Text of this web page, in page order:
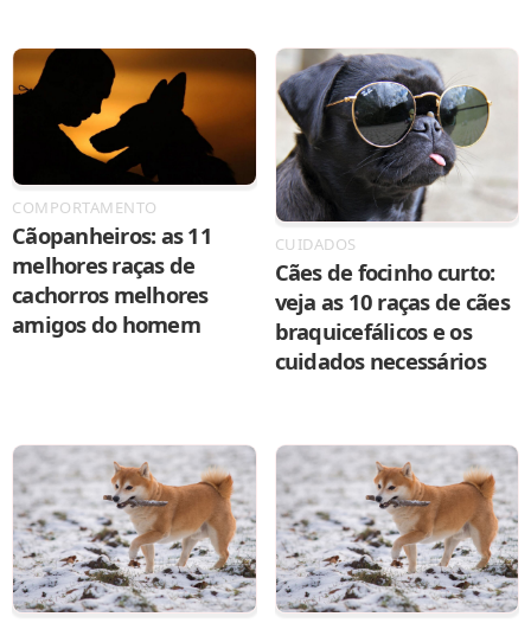
COMPORTAMENTO
Cãopanheiros: as 11
melhores raças de
cachorros melhores
amigos do homem
CUIDADOS
Cães de focinho curto:
veja as 10 raças de cães
braquicefálicos e os
cuidados necessários